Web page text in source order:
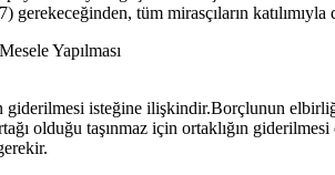
tüm mirasçıların katılımıyla
Yapılması
isteğine ilişkindir.Borçlunun
olduğu taşınmaz için ortaklığın